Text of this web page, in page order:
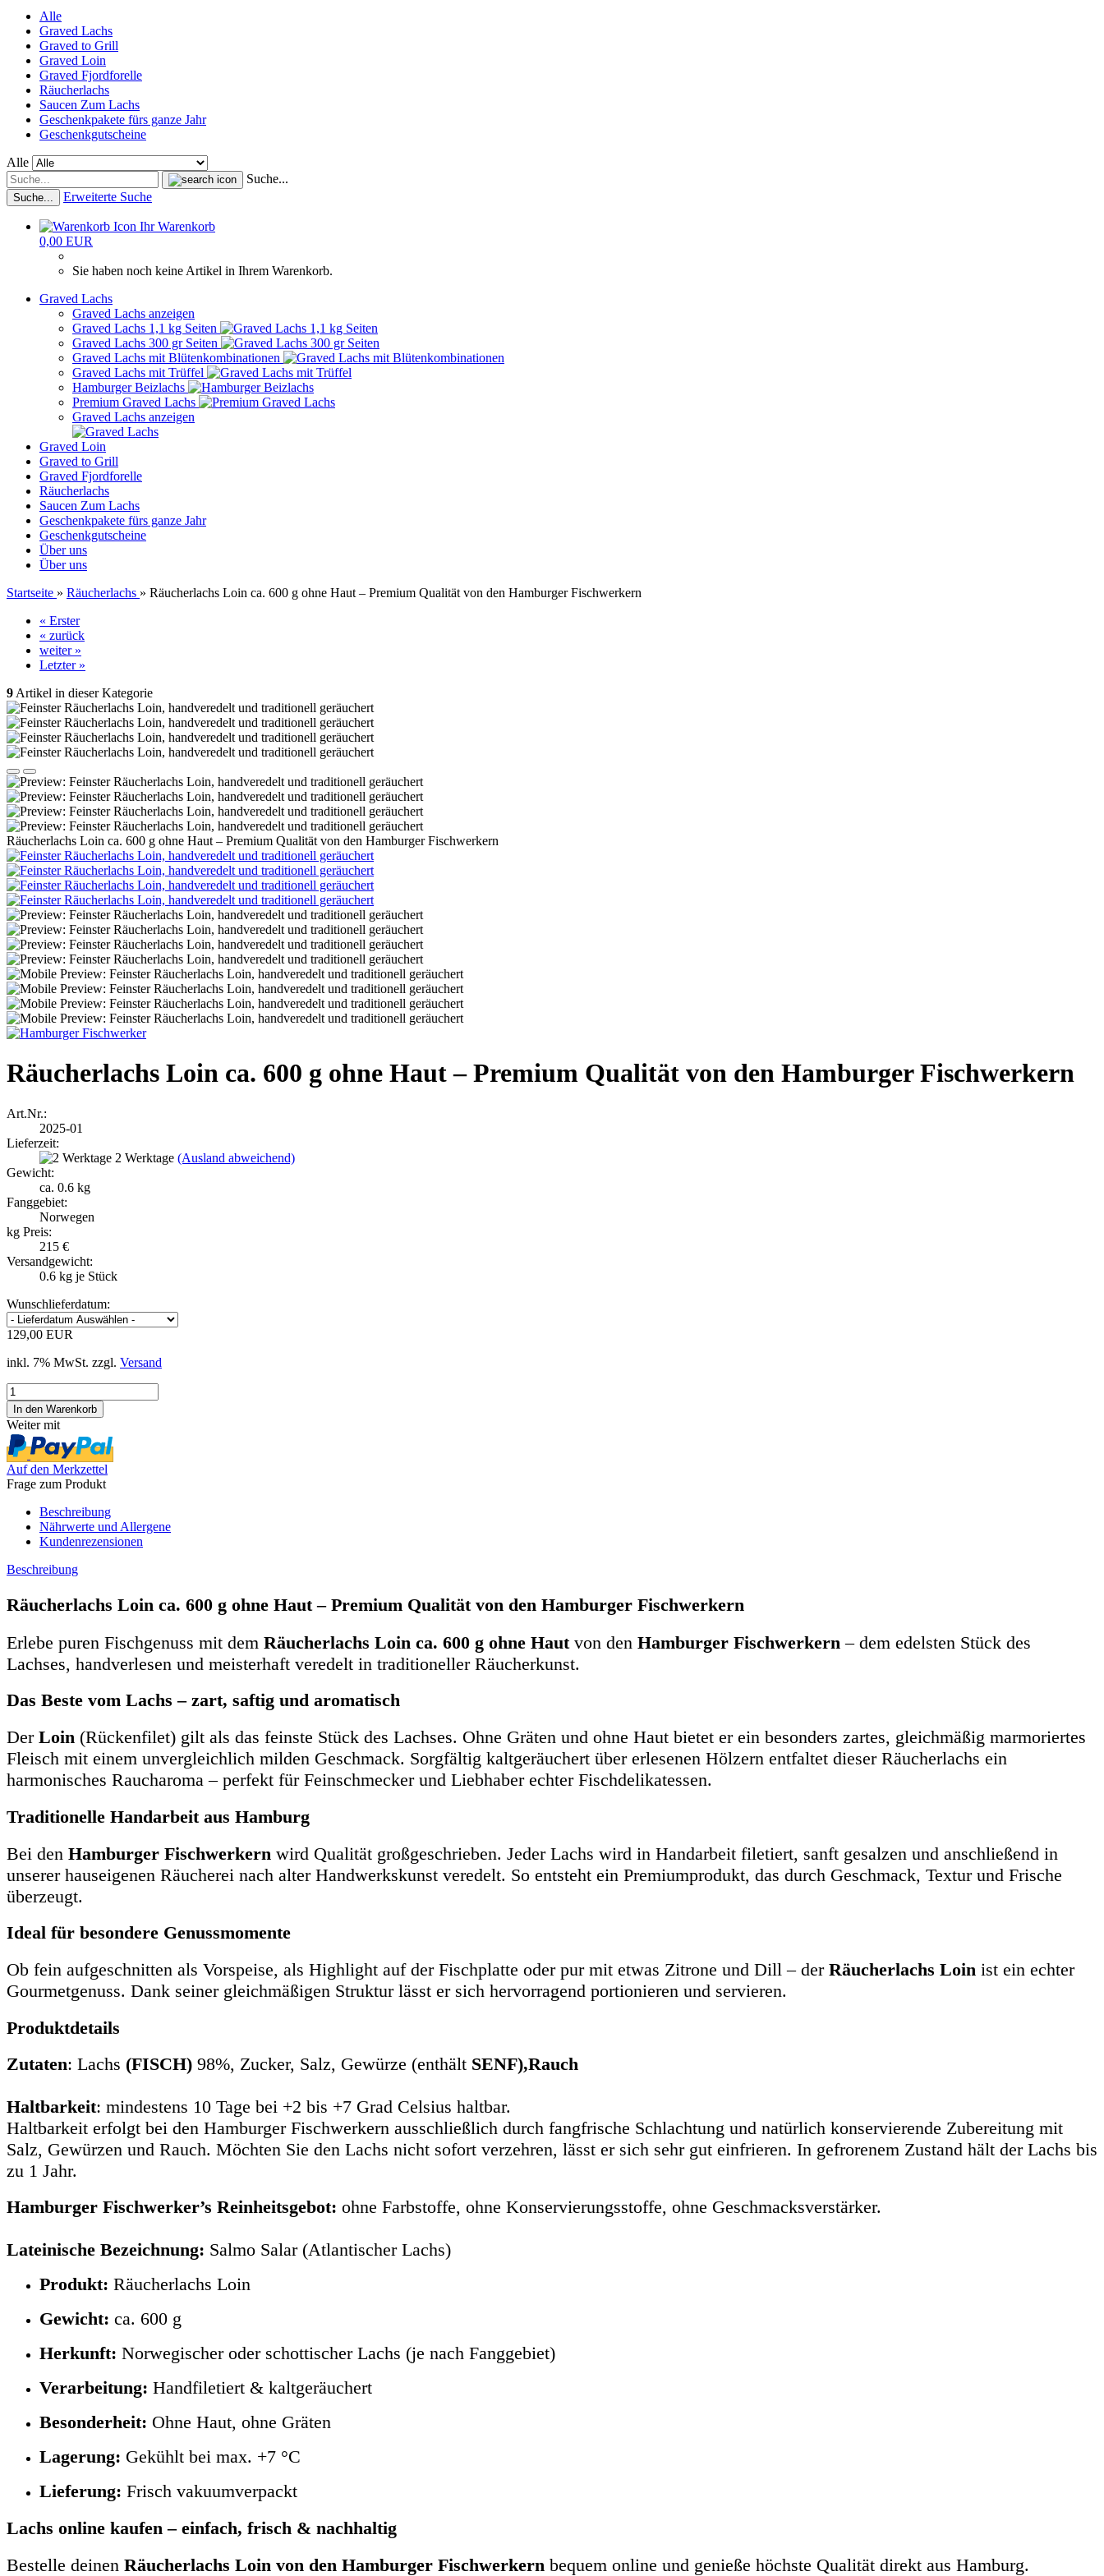
Alle
Graved Lachs
Graved to Grill
Graved Loin
Graved Fjordforelle
Räucherlachs
Saucen Zum Lachs
Geschenkpakete fürs ganze Jahr
Geschenkgutscheine
Alle
Suche...
Suche... Erweiterte Suche
Ihr Warenkorb
0,00 EUR
Sie haben noch keine Artikel in Ihrem Warenkorb.
Graved Lachs
Graved Lachs anzeigen
Graved Lachs 1,1 kg Seiten
Graved Lachs 300 gr Seiten
Graved Lachs mit Blütenkombinationen
Graved Lachs mit Trüffel
Hamburger Beizlachs
Premium Graved Lachs
Graved Lachs anzeigen
Graved Loin
Graved to Grill
Graved Fjordforelle
Räucherlachs
Saucen Zum Lachs
Geschenkpakete fürs ganze Jahr
Geschenkgutscheine
Über uns
Über uns
Startseite » Räucherlachs » Räucherlachs Loin ca. 600 g ohne Haut – Premium Qualität von den Hamburger Fischwerkern
« Erster
« zurück
weiter »
Letzter »
9 Artikel in dieser Kategorie
Räucherlachs Loin ca. 600 g ohne Haut – Premium Qualität von den Hamburger Fischwerkern
Räucherlachs Loin ca. 600 g ohne Haut – Premium Qualität von den Hamburger Fischwerkern
Art.Nr.:
2025-01
Lieferzeit:
2 Werktage (Ausland abweichend)
Gewicht:
ca. 0.6 kg
Fanggebiet:
Norwegen
kg Preis:
215 €
Versandgewicht:
0.6 kg je Stück
Wunschlieferdatum:
129,00 EUR
inkl. 7% MwSt. zzgl. Versand
Weiter mit
Auf den Merkzettel
Frage zum Produkt
Beschreibung
Nährwerte und Allergene
Kundenrezensionen
Beschreibung
Räucherlachs Loin ca. 600 g ohne Haut – Premium Qualität von den Hamburger Fischwerkern
Erlebe puren Fischgenuss mit dem Räucherlachs Loin ca. 600 g ohne Hautvon den Hamburger Fischwerkern – dem edelsten Stück des
Lachses, handverlesen und meisterhaft veredelt in traditioneller Räucherkunst.
Das Beste vom Lachs – zart, saftig und aromatisch
Der Loin (Rückenfilet) gilt als das feinste Stück des Lachses. Ohne Gräten und ohne Haut bietet er ein besonders zartes, gleichmäßig marmoriertes
Fleisch mit einem unvergleichlich milden Geschmack. Sorgfältig kaltgeräuchert über erlesenen Hölzern entfaltet dieser Räucherlachs ein
harmonisches Raucharoma – perfekt für Feinschmecker und Liebhaber echter Fischdelikatessen.
Traditionelle Handarbeit aus Hamburg
Bei den Hamburger Fischwerkern wird Qualität großgeschrieben. Jeder Lachs wird in Handarbeit filetiert, sanft gesalzen und anschließend in
unserer hauseigenen Räucherei nach alter Handwerkskunst veredelt. So entsteht ein Premiumprodukt, das durch Geschmack, Textur und Frische
überzeugt.
Ideal für besondere Genussmomente
Ob fein aufgeschnitten als Vorspeise, als Highlight auf der Fischplatte oder pur mit etwas Zitrone und Dill – der Räucherlachs Loin ist ein echter
Gourmetgenuss. Dank seiner gleichmäßigen Struktur lässt er sich hervorragend portionieren und servieren.
Produktdetails
Zutaten: Lachs (FISCH) 98%, Zucker, Salz, Gewürze (enthält SENF),Rauch
Haltbarkeit: mindestens 10 Tage bei +2 bis +7 Grad Celsius haltbar.
Haltbarkeit erfolgt bei den Hamburger Fischwerkern ausschließlich durch fangfrische Schlachtung und natürlich konservierende Zubereitung mit
Salz, Gewürzen und Rauch. Möchten Sie den Lachs nicht sofort verzehren, lässt er sich sehr gut einfrieren. In gefrorenem Zustand hält der Lachs bis
zu 1 Jahr.
Hamburger Fischwerker’s Reinheitsgebot: ohne Farbstoffe, ohne Konservierungsstoffe, ohne Geschmacksverstärker.
Lateinische Bezeichnung: Salmo Salar (Atlantischer Lachs)
Produkt: Räucherlachs Loin
Gewicht: ca. 600 g
Herkunft: Norwegischer oder schottischer Lachs (je nach Fanggebiet)
Verarbeitung: Handfiletiert & kaltgeräuchert
Besonderheit: Ohne Haut, ohne Gräten
Lagerung: Gekühlt bei max. +7 °C
Lieferung: Frisch vakuumverpackt
Lachs online kaufen – einfach, frisch & nachhaltig
Bestelle deinen Räucherlachs Loin von den Hamburger Fischwerkern bequem online und genieße höchste Qualität direkt aus Hamburg.